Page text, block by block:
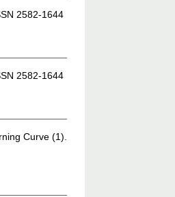
2582-1644
2582-1644
Curve (1).